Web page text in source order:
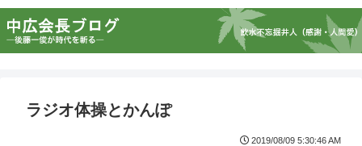
ラジオ体操とかんぽ
2019/08/09 5:30:46 AM